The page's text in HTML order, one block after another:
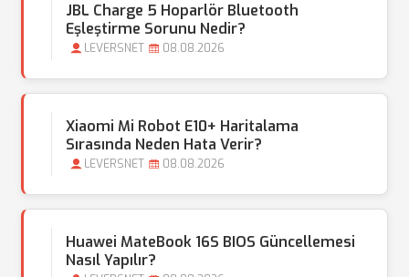
JBL Charge 5 Hoparlör Bluetooth
Eşleştirme Sorunu Nedir?
LEVERSNET 08.08.2026
Xiaomi Mi Robot E10+ Haritalama
Sırasında Neden Hata Verir?
LEVERSNET 08.08.2026
Huawei MateBook 16S BIOS Güncellemesi
Nasıl Yapılır?